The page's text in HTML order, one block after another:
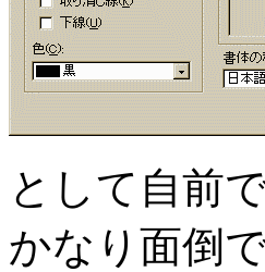
として自前
かなり面倒